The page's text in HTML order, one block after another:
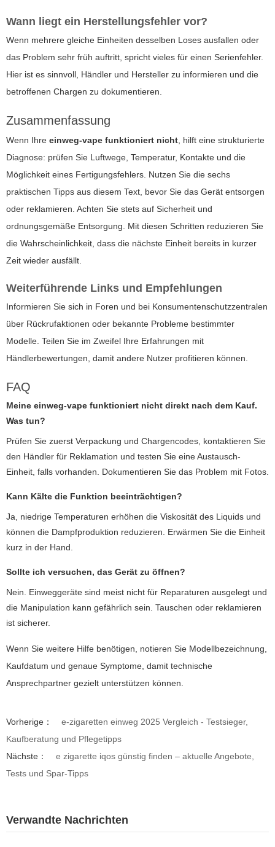
Wann liegt ein Herstellungsfehler vor?
Wenn mehrere gleiche Einheiten desselben Loses ausfallen oder
das Problem sehr früh auftritt, spricht vieles für einen Serienfehler.
Hier ist es sinnvoll, Händler und Hersteller zu informieren und die
betroffenen Chargen zu dokumentieren.
Zusammenfassung
Wenn Ihre einweg-vape funktioniert nicht , hilft eine strukturierte
Diagnose: prüfen Sie Luftwege, Temperatur, Kontakte und die
Möglichkeit eines Fertigungsfehlers. Nutzen Sie die sechs
praktischen Tipps aus diesem Text, bevor Sie das Gerät entsorgen
oder reklamieren. Achten Sie stets auf Sicherheit und
ordnungsgemäße Entsorgung. Mit diesen Schritten reduzieren Sie
die Wahrscheinlichkeit, dass die nächste Einheit bereits in kurzer
Zeit wieder ausfällt.
Weiterführende Links und Empfehlungen
Informieren Sie sich in Foren und bei Konsumentenschutzzentralen
über Rückrufaktionen oder bekannte Probleme bestimmter
Modelle. Teilen Sie im Zweifel Ihre Erfahrungen mit
Händlerbewertungen, damit andere Nutzer profitieren können.
FAQ
Meine einweg-vape funktioniert nicht direkt nach dem Kauf.
Was tun?
Prüfen Sie zuerst Verpackung und Chargencodes, kontaktieren Sie
den Händler für Reklamation und testen Sie eine Austausch-
Einheit, falls vorhanden. Dokumentieren Sie das Problem mit Fotos.
Kann Kälte die Funktion beeinträchtigen?
Ja, niedrige Temperaturen erhöhen die Viskosität des Liquids und
können die Dampfproduktion reduzieren. Erwärmen Sie die Einheit
kurz in der Hand.
Sollte ich versuchen, das Gerät zu öffnen?
Nein. Einweggeräte sind meist nicht für Reparaturen ausgelegt und
die Manipulation kann gefährlich sein. Tauschen oder reklamieren
ist sicherer.
Wenn Sie weitere Hilfe benötigen, notieren Sie Modellbezeichnung,
Kaufdatum und genaue Symptome, damit technische
Ansprechpartner gezielt unterstützen können.
Vorherige：
e-zigaretten einweg 2025 Vergleich - Testsieger,
Kaufberatung und Pflegetipps
Nächste：
e zigarette iqos günstig finden – aktuelle Angebote,
Tests und Spar-Tipps
Verwandte Nachrichten